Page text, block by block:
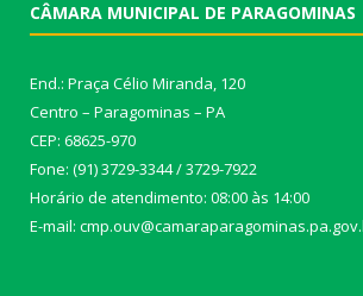
CÂMARA MUNICIPAL DE PARAGOMINAS
End.: Praça Célio Miranda, 120
Centro – Paragominas – PA
CEP: 68625-970
Fone: (91) 3729-3344 / 3729-7922
Horário de atendimento: 08:00 às 14:00
E-mail: